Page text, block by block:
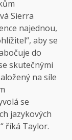
Sierra
najednou,
aby se
do
skutečnými
na síle
se
jazykových
říká Taylor.